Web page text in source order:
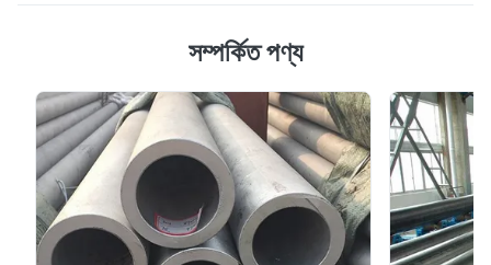
ASME SA106 / ASTM A106 এটি উচ্চ-চাপ বয়লারের জন্য তাপমাত্রা-
ইস্পাত পাইপের জন্য ব্যবহার করা যেতে পারে। মানASTM A106, ASME
SA106উপলব্ধ ইস্পাত গ্রেডগ্রেডএ গ্রেডবি ...
সম্পর্কিত পণ্য